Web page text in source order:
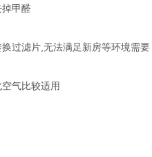
甲醛
过滤片,无法满足新房等环境需要
气比较适用